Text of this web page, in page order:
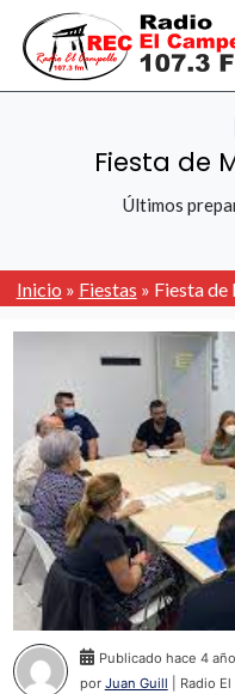
Fiesta de
Últimos
Inicio » Fiestas » Fiesta
Publicado hace 4
por Juan Guill | Radio